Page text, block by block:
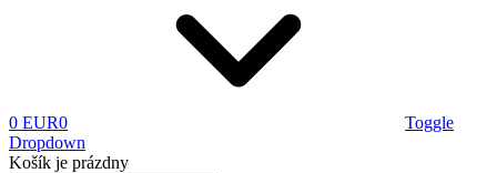
0 EUR0
Toggle
Dropdown
Košík je prázdny